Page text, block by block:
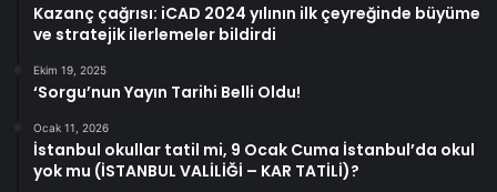
Kazanç çağrısı: iCAD 2024 yılının ilk çeyreğinde büyüme
ve stratejik ilerlemeler bildirdi
Ekim 19, 2025
‘Sorgu’nun Yayın Tarihi Belli Oldu!
Ocak 11, 2026
İstanbul okullar tatil mi, 9 Ocak Cuma İstanbul’da okul
yok mu (İSTANBUL VALİLİĞİ – KAR TATİLİ)?